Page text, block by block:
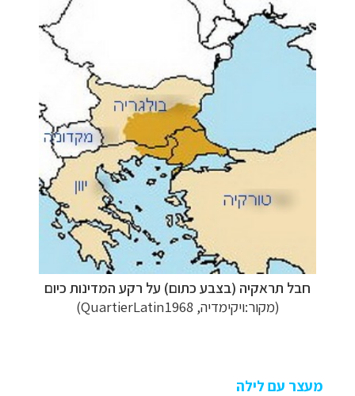
חבל תראקיה (בצבע כתום) על רקע המדינות כיום
(מקור:ויקימדיה, QuartierLatin1968)
מעצר עם לילה